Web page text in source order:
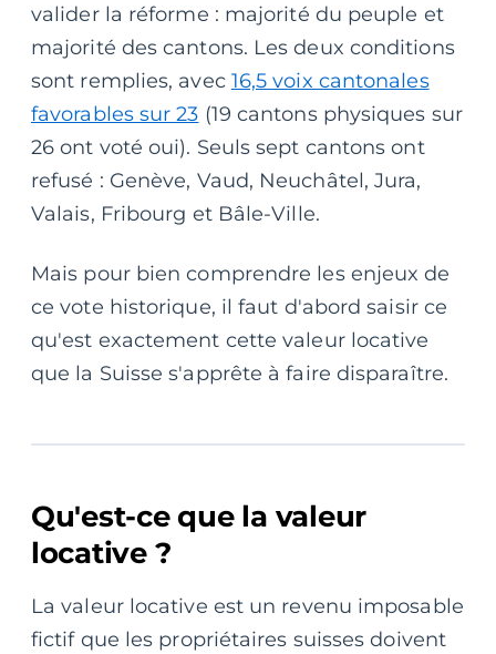
valider la réforme : majorité du peuple et
majorité des cantons. Les deux conditions
sont remplies, avec 16,5 voix cantonales
favorables sur 23 (19 cantons physiques sur
26 ont voté oui). Seuls sept cantons ont
refusé : Genève, Vaud, Neuchâtel, Jura,
Valais, Fribourg et Bâle-Ville.
Mais pour bien comprendre les enjeux de
ce vote historique, il faut d'abord saisir ce
qu'est exactement cette valeur locative
que la Suisse s'apprête à faire disparaître.
Qu'est-ce que la valeur
locative ?
La valeur locative est un revenu imposable
fictif que les propriétaires suisses doivent